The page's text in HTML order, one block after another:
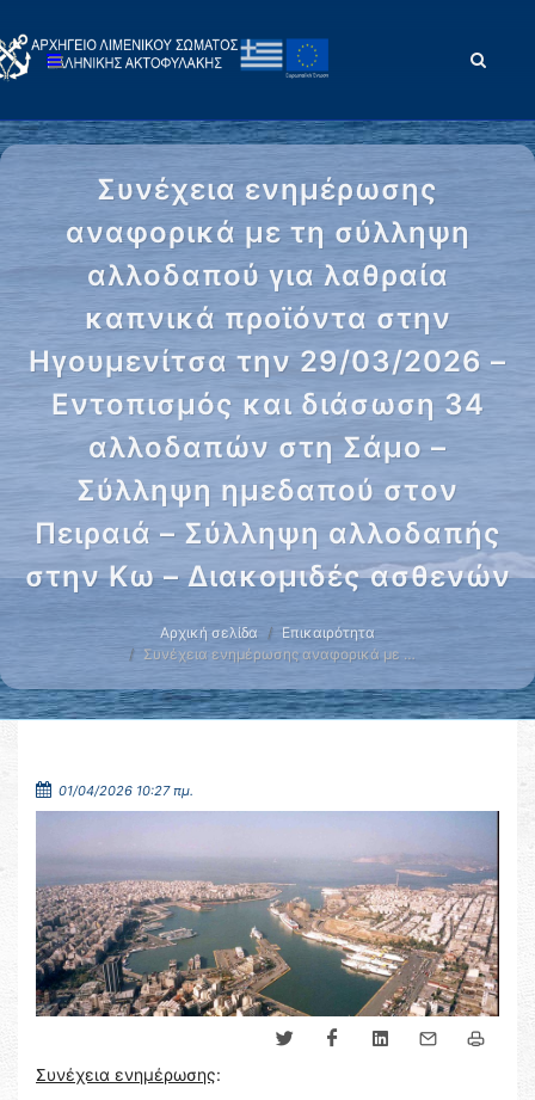
Συνέχεια ενημέρωσης
αναφορικά με τη σύλληψη
αλλοδαπού για λαθραία
καπνικά προϊόντα στην
Ηγουμενίτσα την 29/03/2026 –
Εντοπισμός και διάσωση 34
αλλοδαπών στη Σάμο –
Σύλληψη ημεδαπού στον
Πειραιά – Σύλληψη αλλοδαπής
στην Κω – Διακομιδές ασθενών
Αρχική σελίδα
Επικαιρότητα
Συνέχεια ενημέρωσης αναφορικά με …
01/04/2026 10:27 πμ.
Συνέχεια ενημέρωσης: